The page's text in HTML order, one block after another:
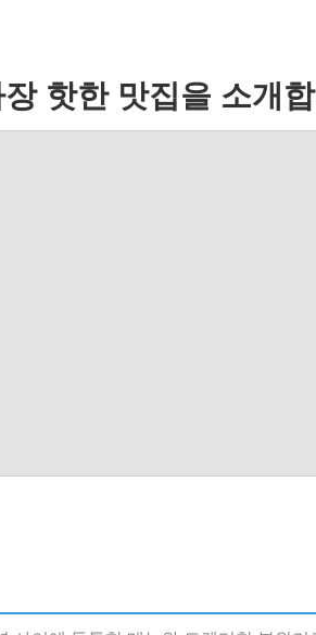
핫한 맛집을 소개